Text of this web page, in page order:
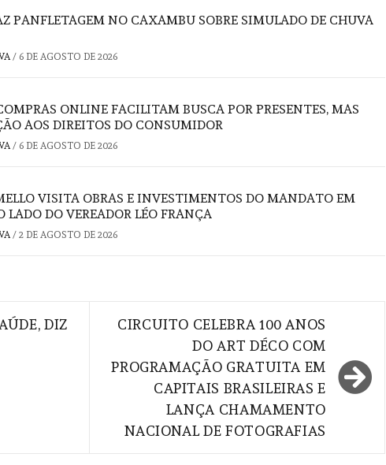
PANFLETAGEM NO CAXAMBU SOBRE SIMULADO DE CHUVA
/ 6 DE AGOSTO DE 2026
ONLINE FACILITAM BUSCA POR PRESENTES, MAS
AOS DIREITOS DO CONSUMIDOR
/ 6 DE AGOSTO DE 2026
VISITA OBRAS E INVESTIMENTOS DO MANDATO EM
LADO DO VEREADOR LÉO FRANÇA
/ 2 DE AGOSTO DE 2026
DIZ
CIRCUITO CELEBRA 100 ANOS
DO ART DÉCO COM
PROGRAMAÇÃO GRATUITA EM
CAPITAIS BRASILEIRAS E
LANÇA CHAMAMENTO
NACIONAL DE FOTOGRAFIAS